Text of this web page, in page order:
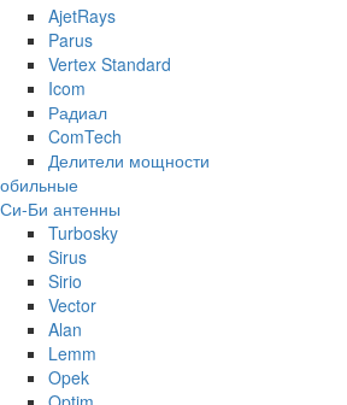
AjetRays
Parus
Vertex Standard
Icom
Радиал
ComTech
Делители мощности
Си-Би антенны
Turbosky
Sirus
Sirio
Vector
Alan
Lemm
Opek